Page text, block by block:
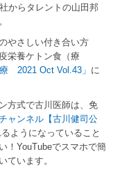
からタレントの山田邦
やさしい付き合い方
栄養ケトン食（療
2021 Oct Vol.43」 に
方式で古川医師は、免
ャンネル【古川健司公
ようになっていること
！YouTubeでスマホで簡
ています。